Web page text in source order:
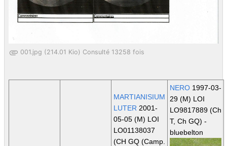
001.jpg (214.01 Kio) Consulté 13258 fois
MARTIANISIUM
LUTER 2001-
05-05 (M) LOI
LO01138037
(CH GQ (Camp.
NERO 1997-03-
29 (M) LOI
LO9817889 (Ch
T, Ch GQ) -
bluebelton